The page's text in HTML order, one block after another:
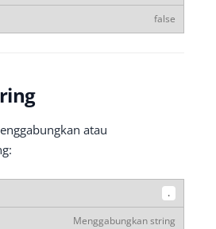
false
atau
.
Menggabungkan string